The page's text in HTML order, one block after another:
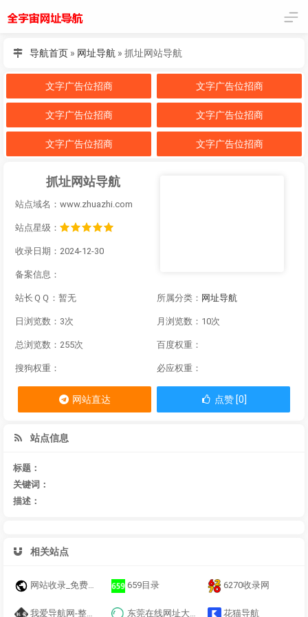
导航首页 » 网址导航 » 抓址网站导航
文字广告位招商 文字广告位招商
文字广告位招商 文字广告位招商
文字广告位招商 文字广告位招商
抓址网站导航
站点域名：www.zhuazhi.com
站点星级：
收录日期：2024-12-30
备案信息：
站长ＱＱ：暂无 所属分类： 网址导航
日浏览数：3次 月浏览数：10次
总浏览数：255次 百度权重：
搜狗权重： 必应权重：
网站直达 点赞 [0]
站点信息
标题：
关键词：
描述：
相关站点
网站收录_免费网址提交_87网址导航 659目录 6270收录网
我爱导航网-整合优秀技术导航 东莞在线网址大全 花猫导航